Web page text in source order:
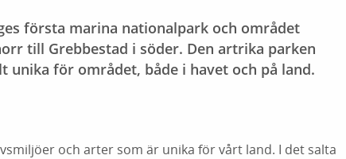
första marina nationalpark och området
till Grebbestad i söder. Den artrika parken
unika för området, både i havet och på land.
och arter som är unika för vårt land. I det salta